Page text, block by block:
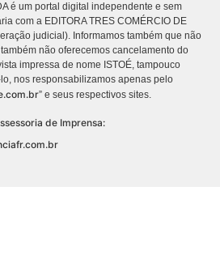
é um portal digital independente e sem
com a EDITORA TRES COMÉRCIO DE
judicial). Informamos também que não
não oferecemos cancelamento do
impressa de nome ISTOÉ, tampouco
nos responsabilizamos apenas pelo
” e seus respectivos sites.
de Imprensa: